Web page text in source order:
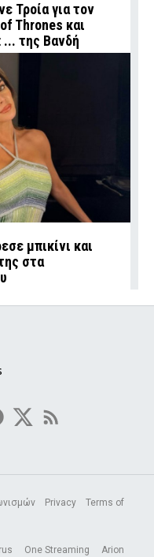
Τροία για τον
Thrones και
... της Βανδή
μπικίνι και
στα
Privacy Terms of
One Streaming Arion